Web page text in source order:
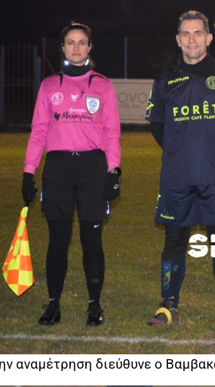
αναμέτρηση διεύθυνε ο